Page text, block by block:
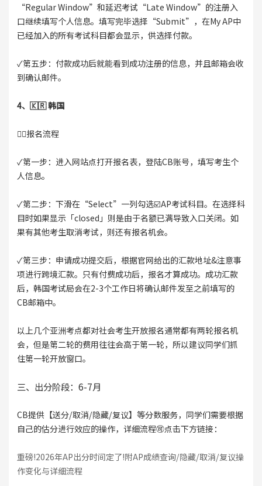
“Regular Window”和延迟考试“Late Window”的注册入
口继续填写个人信息。填写完毕选择“Submit”，在My AP中
已经加入的所有考试科目都会显示，供选择付款。
✓第五步：付款成功后就能看到成功注册的信息，并且邮箱会收
到确认邮件。
4、🇰🇷 韩国
👉🏻报名流程
✓第一步：进入网站点打开报名表，登陆CB账号，填写考生个
人信息。
✓第二步：下滑在“Select”一列勾选☑️AP考试科目。在选择科
目时如果显示「closed」则是由于名额已满导致入口关闭。如
果有其他考生取消考试，则还有报名机会。
✓第三步：申请成功提交后，根据官网给出的汇款地址&注意事
项进行跨境汇款。只有付费成功后，报名才算成功。成功汇款
后，韩国考试局会在2-3个工作日将确认邮件发至之前填写的
CB邮箱中。
以上几个亚洲考点都对社会考生开放报名通常都有两轮报名机
会，但是第二轮的费用往往会高于第一轮，所以建议同学们抓
住第一轮开放窗口。
三、出分阶段：6-7月
CB提供【送分/取消/隐藏/复议】等分数服务，同学们需要根据
自己的估分进行效应的操作，详细流程🉑点击下方链接：
重磅!2026年AP出分时间定了!附AP成绩查询/隐藏/取消/复议操
作变化与详细流程